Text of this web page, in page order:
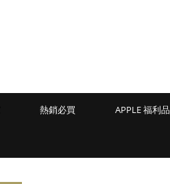
熱銷必買 APPLE 福利品